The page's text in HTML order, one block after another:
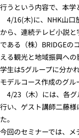
行うという内容で、本学
4/16(木)に、NHK山口
から、連続テレビ小説
である（株）BRIDGEの
える観光と地域振興への
学生は5グループに分か
モデルコース作成のグル
4/23（木）には、各グ
行い、ゲスト講師二藤
た。
今回のセミナーでは、